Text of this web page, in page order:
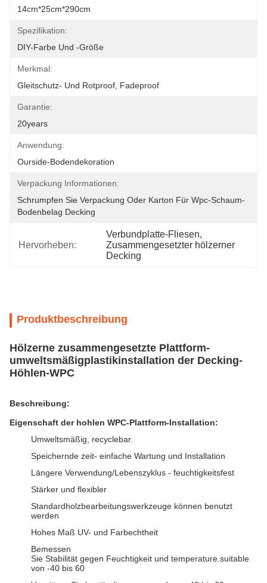
14cm*25cm*290cm
Spezifikation:
DIY-Farbe Und -größe
Merkmal:
Gleitschutz- Und Rotproof, Fadeproof
Garantie:
20years
Anwendung:
Ourside-Bodendekoration
Verpackung Informationen:
Schrumpfen Sie Verpackung Oder Karton Für Wpc-Schaum-
Bodenbelag Decking
Hervorheben:
Verbundplatte-Fliesen,
Zusammengesetzter hölzerner
Decking
Produktbeschreibung
Hölzerne zusammengesetzte Plattform-
umweltsmäßigplastikinstallation der Decking-
Höhlen-WPC
Beschreibung:
Eigenschaft derhohlen WPC-Plattform-Installation:
Umweltsmäßig, recyclebar.
Speichernde zeit- einfache Wartung und Installation
Längere Verwendung/Lebenszyklus - feuchtigkeitsfest
Stärker und flexibler
Standardholzbearbeitungswerkzeuge können benutzt
werden
Hohes Maß UV- und Farbechtheit
Bemessen
Sie Stabilität gegen Feuchtigkeit und temperature.suitable
von -40 bis 60